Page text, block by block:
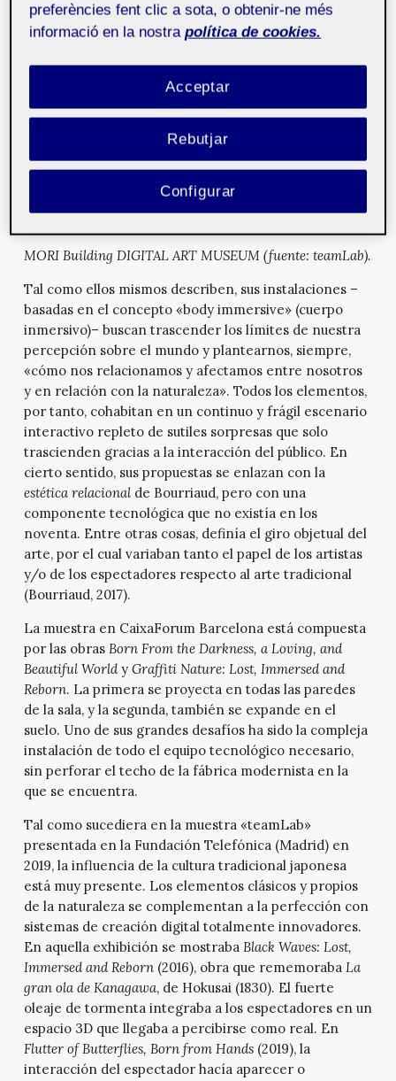
MORI Building DIGITAL ART MUSEUM (fuente: teamLab).
Tal como ellos mismos describen, sus instalaciones –
basadas en el concepto «body immersive» (cuerpo
inmersivo)– buscan trascender los límites de nuestra
percepción sobre el mundo y plantearnos, siempre,
«cómo nos relacionamos y afectamos entre nosotros
y en relación con la naturaleza». Todos los elementos,
por tanto, cohabitan en un continuo y frágil escenario
interactivo repleto de sutiles sorpresas que solo
trascienden gracias a la interacción del público. En
cierto sentido, sus propuestas se enlazan con la
estética relacionalde Bourriaud, pero con una
componente tecnológica que no existía en los
noventa. Entre otras cosas, definía el giro objetual del
arte, por el cual variaban tanto el papel de los artistas
y/o de los espectadores respecto al arte tradicional
(Bourriaud, 2017).
La muestra en CaixaForum Barcelona está compuesta
por las obras Born From the Darkness, a Loving, and
Beautiful Worldy Graffiti Nature: Lost, Immersed and
Reborn. La primera se proyecta en todas las paredes
de la sala, y la segunda, también se expande en el
suelo. Uno de sus grandes desafíos ha sido la compleja
instalación de todo el equipo tecnológico necesario,
sin perforar el techo de la fábrica modernista en la
que se encuentra.
Tal como sucediera en la muestra «teamLab»
presentada en la Fundación Telefónica (Madrid) en
2019, la influencia de la cultura tradicional japonesa
está muy presente. Los elementos clásicos y propios
de la naturaleza se complementan a la perfección con
sistemas de creación digital totalmente innovadores.
En aquella exhibición se mostraba Black Waves: Lost,
Immersed and Reborn (2016), obra que rememoraba La
gran ola de Kanagawa, de Hokusai (1830). El fuerte
oleaje de tormenta integraba a los espectadores en un
espacio 3D que llegaba a percibirse como real. En
Flutter of Butterflies, Born from Hands(2019), la
interacción del espectador hacía aparecer o
preferències fent clic a sota, o obtenir-ne més
informació en la nostra política de cookies.
Rebutjar
Acceptar
Configurar